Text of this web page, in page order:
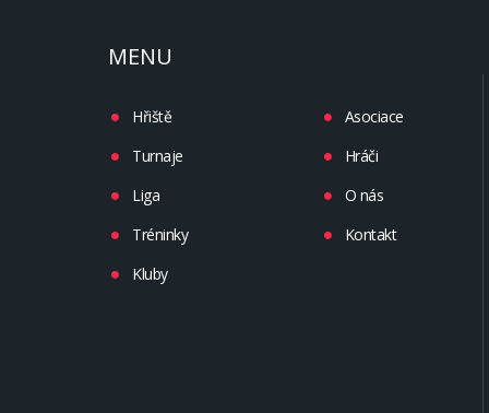
MENU
Hřiště
Turnaje
Liga
Tréninky
Kluby
Asociace
Hráči
O nás
Kontakt